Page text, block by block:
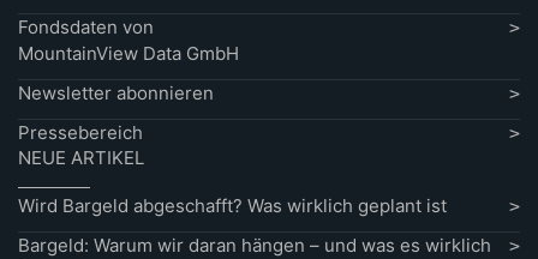
Fondsdaten von
MountainView Data GmbH
Newsletter abonnieren
Pressebereich
NEUE ARTIKEL
Wird Bargeld abgeschafft? Was wirklich geplant ist
Bargeld: Warum wir daran hängen – und was es wirklich